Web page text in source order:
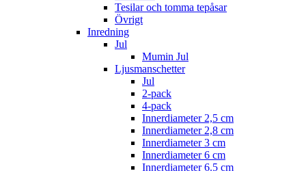
Tesilar och tomma tepåsar
Övrigt
Inredning
Jul
Mumin Jul
Ljusmanschetter
Jul
2-pack
4-pack
Innerdiameter 2,5 cm
Innerdiameter 2,8 cm
Innerdiameter 3 cm
Innerdiameter 6 cm
Innerdiameter 6.5 cm